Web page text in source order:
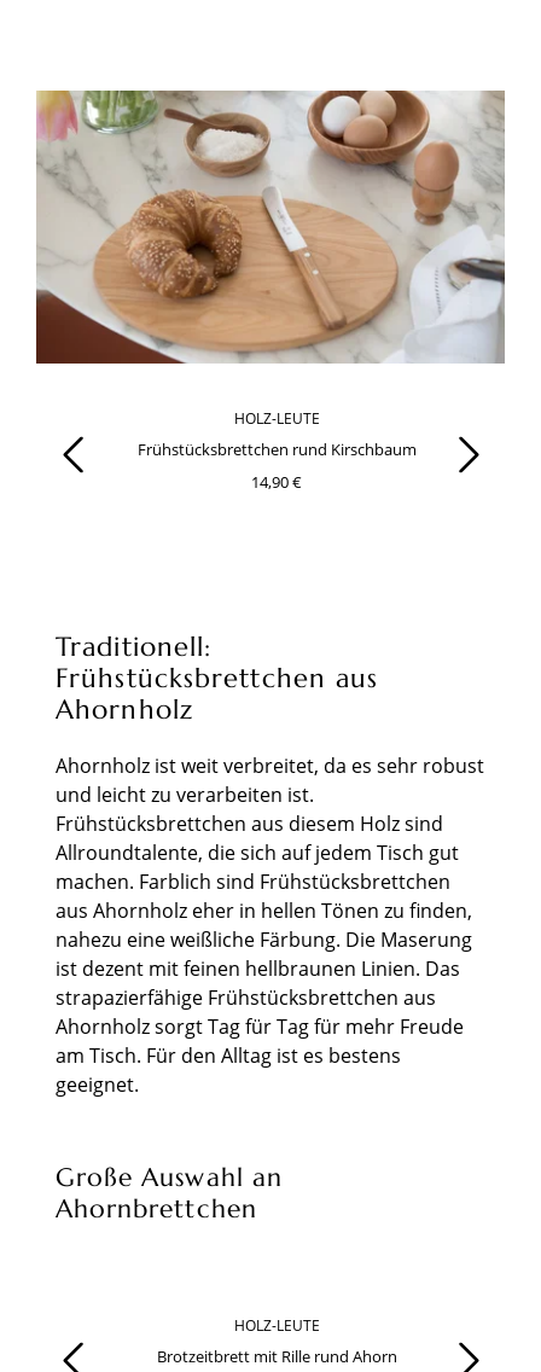
Produktgalerie überspringen
HOLZ-LEUTE
Frühstücksbrettchen rund Kirschbaum
14,90 €
Traditionell:
Frühstücksbrettchen aus
Ahornholz
Ahornholz ist weit verbreitet, da es sehr robust
und leicht zu verarbeiten ist.
Frühstücksbrettchen aus diesem Holz sind
Allroundtalente, die sich auf jedem Tisch gut
machen. Farblich sind Frühstücksbrettchen
aus Ahornholz eher in hellen Tönen zu finden,
nahezu eine weißliche Färbung. Die Maserung
ist dezent mit feinen hellbraunen Linien. Das
strapazierfähige Frühstücksbrettchen aus
Ahornholz sorgt Tag für Tag für mehr Freude
am Tisch. Für den Alltag ist es bestens
geeignet.
Große Auswahl an
Ahornbrettchen
Produktgalerie überspringen
HOLZ-LEUTE
Brotzeitbrett mit Rille rund Ahorn